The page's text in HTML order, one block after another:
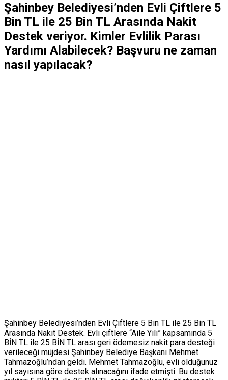
Şahinbey Belediyesi’nden Evli Çiftlere 5
Bin TL ile 25 Bin TL Arasında Nakit
Destek veriyor. Kimler Evlilik Parası
Yardımı Alabilecek? Başvuru ne zaman
nasıl yapılacak?
Şahinbey Belediyesi’nden Evli Çiftlere 5 Bin TL ile 25 Bin TL
Arasında Nakit Destek. Evli çiftlere “Aile Yılı” kapsamında 5
BİN TL ile 25 BİN TL arası geri ödemesiz nakit para desteği
verileceği müjdesi Şahinbey Belediye Başkanı Mehmet
Tahmazoğlu’ndan geldi. Mehmet Tahmazoğlu, evli olduğunuz
yıl sayısına göre destek alınacağını ifade etmişti. Bu destek